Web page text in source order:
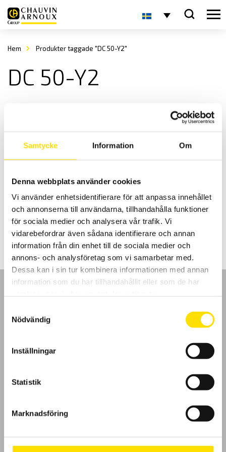
Samtycke Information Om
Denna webbplats använder cookies
Vi använder enhetsidentifierare för att anpassa innehållet
och annonserna till användarna, tillhandahålla funktioner
för sociala medier och analysera vår trafik. Vi
vidarebefordrar även sådana identifierare och annan
information från din enhet till de sociala medier och
annons- och analysföretag som vi samarbetar med.
Dessa kan i sin tur kombinera informationen med annan
information som du har tillhandahållit eller som de har
Nödvändig
Inställningar
Statistik
Marknadsföring
Hem Produkter taggade "DC 50-Y2"
DC 50-Y2
Sauter Statisk momentgivare DC-Y2
Statisk momentgivare med hög noggrannhet.
5,800.00kr LÄS MER